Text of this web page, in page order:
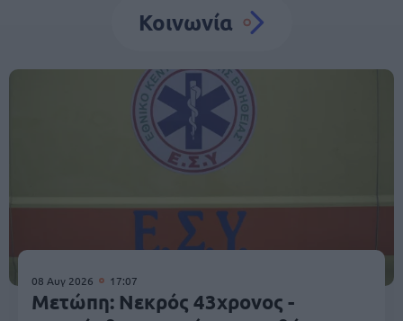
Κοινωνία
08 Αυγ 2026 17:07
Μετώπη: Νεκρός 43χρονος -